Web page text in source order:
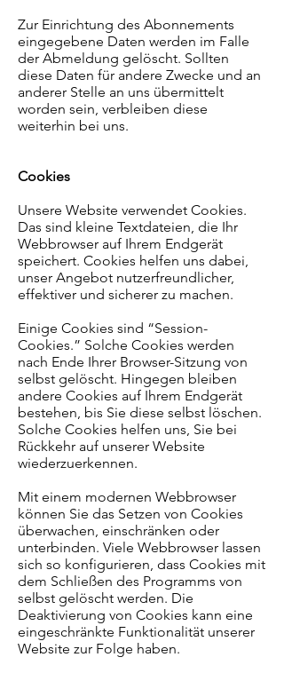
Zur Einrichtung des Abonnements
eingegebene Daten werden im Falle
der Abmeldung gelöscht. Sollten
diese Daten für andere Zwecke und an
anderer Stelle an uns übermittelt
worden sein, verbleiben diese
weiterhin bei uns.
Cookies
Unsere Website verwendet Cookies.
Das sind kleine Textdateien, die Ihr
Webbrowser auf Ihrem Endgerät
speichert. Cookies helfen uns dabei,
unser Angebot nutzerfreundlicher,
effektiver und sicherer zu machen.
Einige Cookies sind “Session-
Cookies.” Solche Cookies werden
nach Ende Ihrer Browser-Sitzung von
selbst gelöscht. Hingegen bleiben
andere Cookies auf Ihrem Endgerät
bestehen, bis Sie diese selbst löschen.
Solche Cookies helfen uns, Sie bei
Rückkehr auf unserer Website
wiederzuerkennen.
Mit einem modernen Webbrowser
können Sie das Setzen von Cookies
überwachen, einschränken oder
unterbinden. Viele Webbrowser lassen
sich so konfigurieren, dass Cookies mit
dem Schließen des Programms von
selbst gelöscht werden. Die
Deaktivierung von Cookies kann eine
eingeschränkte Funktionalität unserer
Website zur Folge haben.